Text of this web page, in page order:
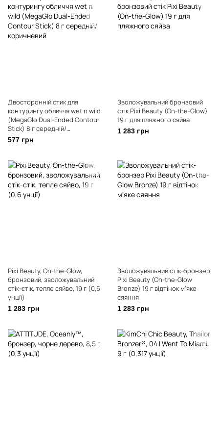
Двосторонній стик для
контурингу обличчя wet n wild
(MegaGlo Dual-Ended Contour
Stick) 8 г середній/
коричневий
577 грн
Зволожувальний бронзовий
стік Pixi Beauty (On-the-Glow)
19 г для пляжного сяйва
1 283 грн
Pixi Beauty, On-the-Glow,
бронзовий, зволожувальний
стік-стік, тепле сяйво, 19 г (0,6
унції)
1 283 грн
Зволожувальний стік-бронзер
Pixi Beauty (On-the-Glow
Bronze) 19 г відтінок мʼяке
сяяння
1 283 грн